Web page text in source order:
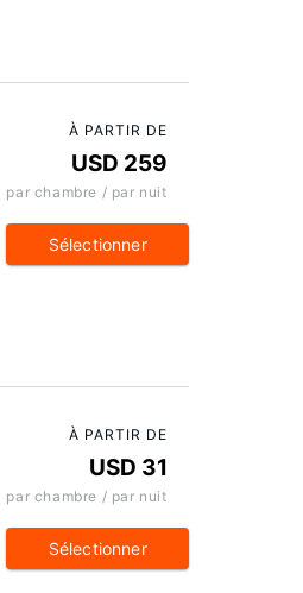
À PARTIR DE
USD 259
par chambre / par nuit
Sélectionner
À PARTIR DE
USD 31
par chambre / par nuit
Sélectionner